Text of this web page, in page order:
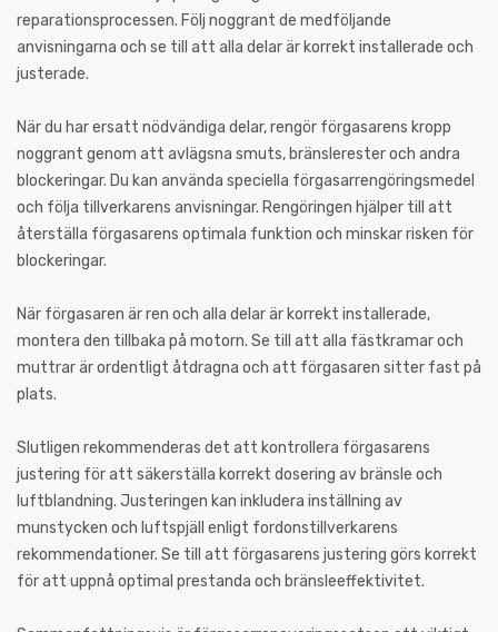
reparationsprocessen. Följ noggrant de medföljande
anvisningarna och se till att alla delar är korrekt installerade och
justerade.
När du har ersatt nödvändiga delar, rengör förgasarens kropp
noggrant genom att avlägsna smuts, bränslerester och andra
blockeringar. Du kan använda speciella förgasarrengöringsmedel
och följa tillverkarens anvisningar. Rengöringen hjälper till att
återställa förgasarens optimala funktion och minskar risken för
blockeringar.
När förgasaren är ren och alla delar är korrekt installerade,
montera den tillbaka på motorn. Se till att alla fästkramar och
muttrar är ordentligt åtdragna och att förgasaren sitter fast på
plats.
Slutligen rekommenderas det att kontrollera förgasarens
justering för att säkerställa korrekt dosering av bränsle och
luftblandning. Justeringen kan inkludera inställning av
munstycken och luftspjäll enligt fordonstillverkarens
rekommendationer. Se till att förgasarens justering görs korrekt
för att uppnå optimal prestanda och bränsleeffektivitet.